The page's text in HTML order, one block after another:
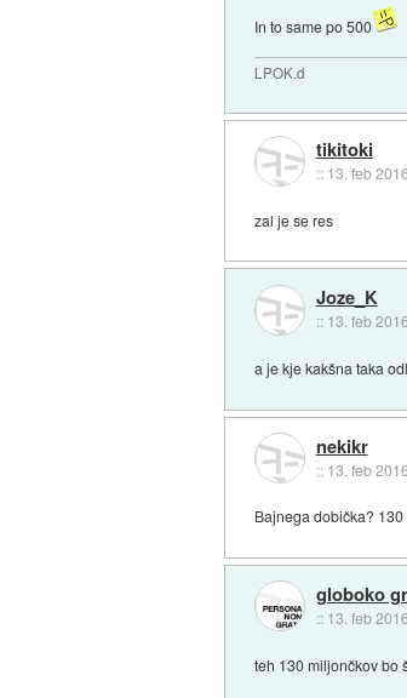
In to same po 500
LPOK.d
tikitoki
:: 13. feb
zal je se res
Joze_K
:: 13. feb
a je kje kakšna taka
nekikr
:: 13. feb
Bajnega dobička?
globoko
:: 13. feb
teh 130 miljončkov bo